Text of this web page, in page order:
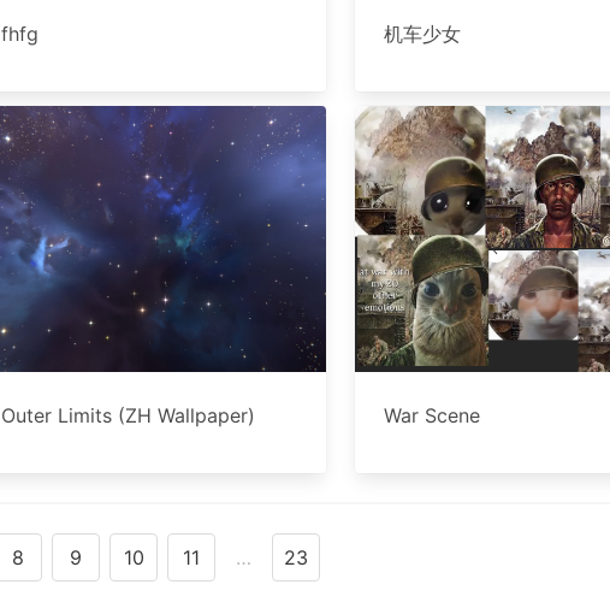
fhfg 机车少女
Outer Limits (ZH Wallpaper) War Scene
8 9 10 11 … 23